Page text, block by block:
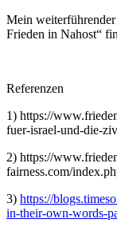
Mein
Frieden in Nahost“
Referenzen
1) https://
fuer-israel-und-die-
2) https://
fairness.com/
3) https://
in-their-own-words-